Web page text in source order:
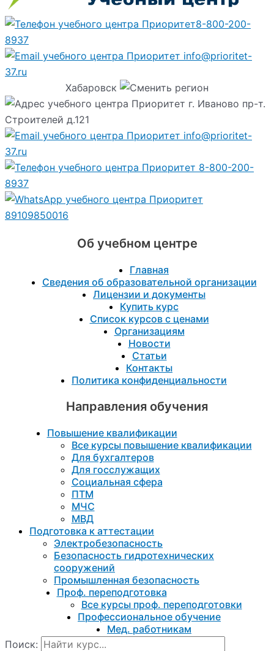
8-800-200-
8937
info@prioritet-
37.ru
Хабаровск
г. Иваново пр-т.
Строителей д.121
info@prioritet-
37.ru
8-800-200-
8937
89109850016
Об учебном центре
Главная
Сведения об образовательной организации
Лицензии и документы
Купить курс
Список курсов с ценами
Организациям
Новости
Статьи
Контакты
Политика конфиденциальности
Направления обучения
Повышение квалификации
Все курсы повышение квалификации
Для бухгалтеров
Для госслужащих
Социальная сфера
ПТМ
МЧС
МВД
Подготовка к aттестации
Электробезопасность
Безопасность гидротехнических
сооружений
Промышленная безопасность
Проф. переподготовка
Все курсы проф. переподготовки
Профессиональное обучение
Мед. работникам
Поиск: